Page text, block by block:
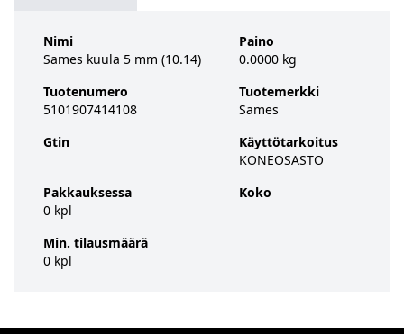
Nimi
Sames kuula 5 mm (10.14)
Tuotenumero
5101907414108
Gtin
Pakkauksessa
0 kpl
Min. tilausmäärä
0 kpl
Paino
0.0000 kg
Tuotemerkki
Sames
Käyttötarkoitus
KONEOSASTO
Koko